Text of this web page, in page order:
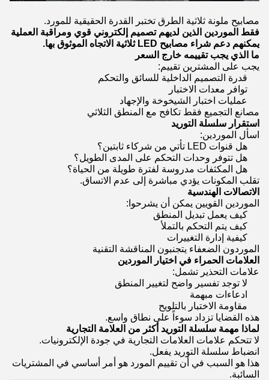
مصابيح ملونة ثلاثية الطرق تختبر القدرة الحقيقية للمورد.
فقط الموردين الذين لديهم تصميم إلكتروني قوي ومراقبة العملية
يمكنهم دعم شراء مصابيح LED ثلاثية الاتجاه الموثوق بها.
ما الذي يجب تقييمه خارج السعر
يجب على المشترين تقييم:
قدرة التصميم الداخلية للسائق والتحكم
توافر معدات الاختبار
عمليات اختبار الشيخوخة والإجهاد
مصانع التجميع فقط تكافح مع المنطق الثلاثي
استقرار سلسلة التوريد
اسأل الموردين:
هل قنوات LED تأتي من شركاء ثابتين؟
هل تتوفر وحدات التحكم على المدى الطويل؟
هل المكثفات مدروسة لفترة طويلة من الحياة؟
تقلب المكونات يؤدي مباشرة إلى عدم الاتساق.
الاتصالات الهندسية
الموردين القويين يمكن أن يشرحوا:
كيف يعمل تبديل المنطق
كيف يتم التحكم بالتملأ
كيفية إدارة التغييرات
الموردون الضعفاء يتجنبون المناقشة التقنية
العلامات الحمراء في اختيار الموردين
علامات التحذير تشمل:
لا توجد تفسير واضح لتغيير المنطق
ادعاءات مبهمة
مقاومة الاختبار بالتلويح
هذه القضايا تزداد سوءاً على نطاق واسع.
لماذا مهمة سلسلة التوريد أكثر من العلامة التجارية
لا تتحكم علامات العلامات التجارية في جودة الإلكترونيات.
انضباط سلسلة التوريد يفعل.
هذا هو السبب في أن تقييم المورد هو أمر أساسي في المشتريات
السائبة.